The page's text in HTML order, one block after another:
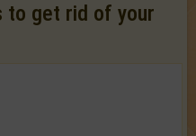
to get rid of your